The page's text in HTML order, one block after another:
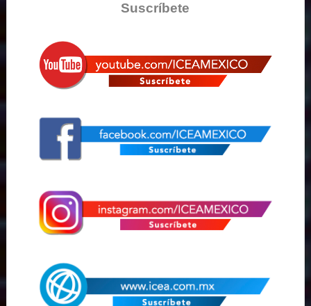
Suscríbete